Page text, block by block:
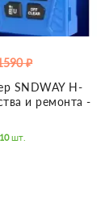
₽
SNDWAY H-
и ремонта -
Шт.